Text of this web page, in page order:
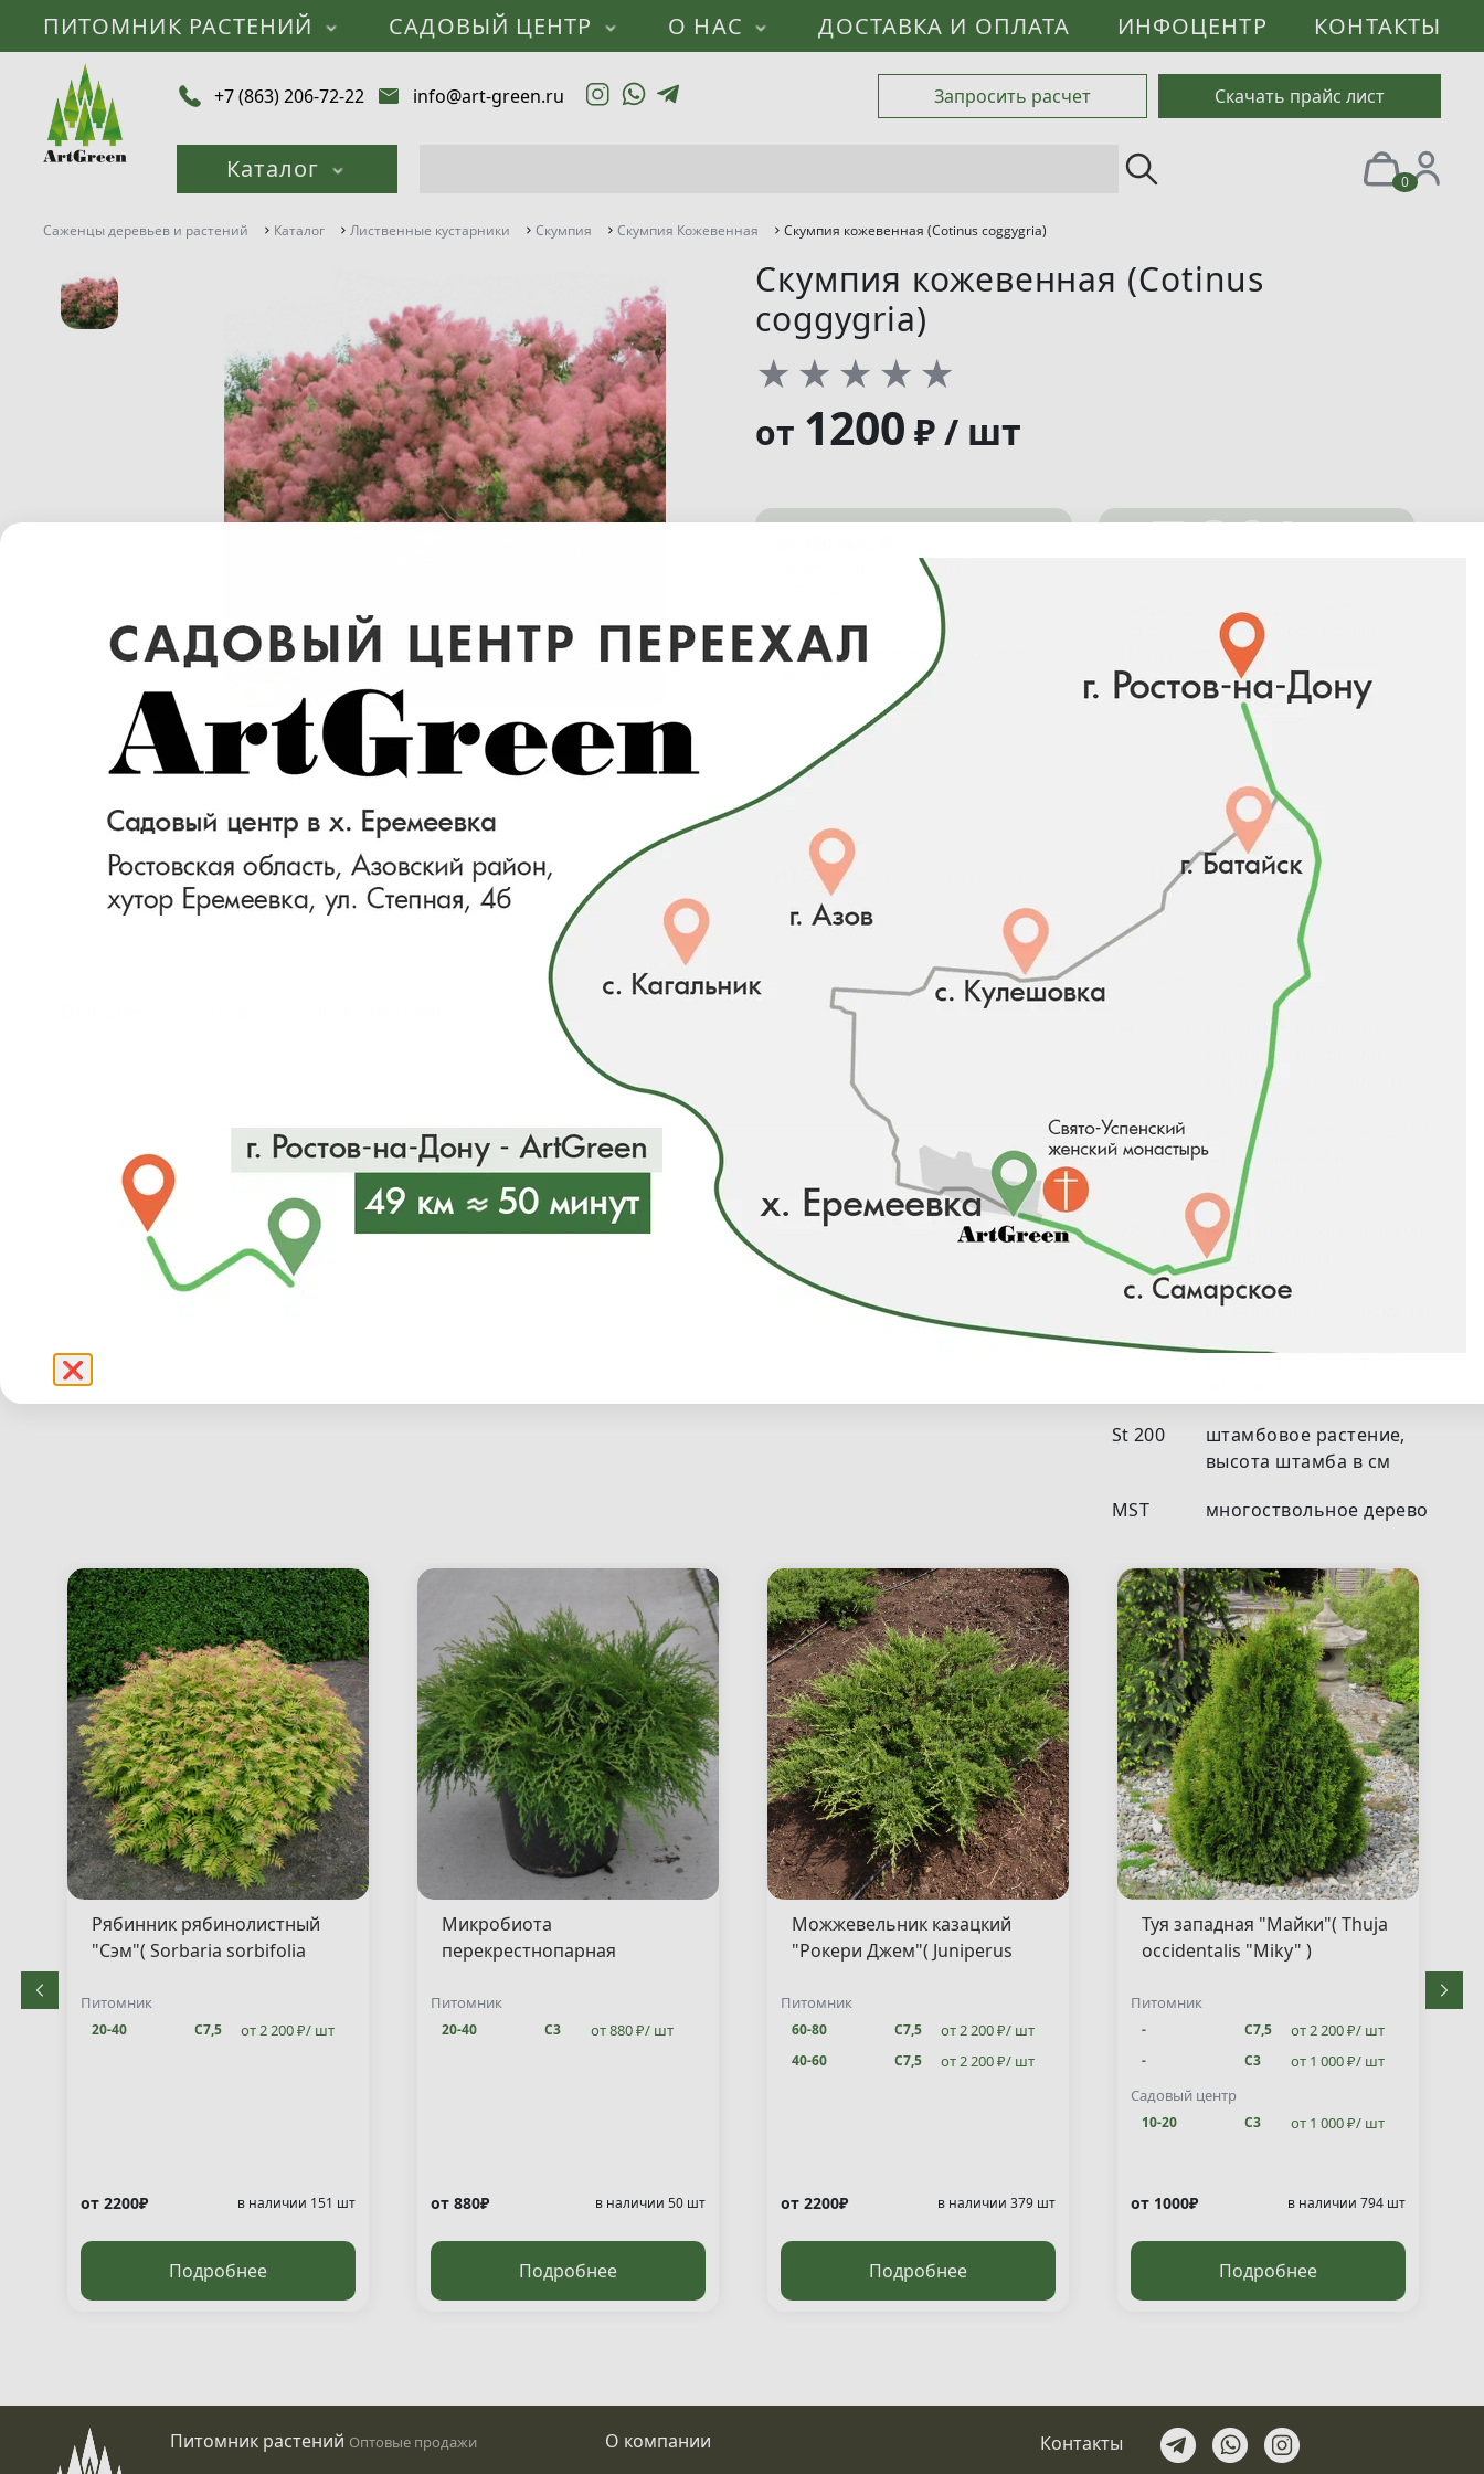
❌
ПИТОМНИК РАСТЕНИЙ САДОВЫЙ ЦЕНТР О НАС ДОСТАВКА И ОПЛАТА ИНФОЦЕНТР КОНТАКТЫ
+7 (863) 206-72-22 info@art-green.ru Запросить расчет Скачать прайс лист
Каталог 0
Саженцы деревьев и растений Каталог Лиственные кустарники Скумпия Скумпия Кожевенная Скумпия кожевенная (Cotinus coggygria)
Скумпия кожевенная (Cotinus
coggygria)
★ ★ ★ ★ ★
от 1200 ₽ / шт
минимальная отгрузка в
от 0 ₽ -
минимальная отгрузка в садовом
-50%
Скидки достигают до 50%. Для
того, чтобы узнать свой процент
скидки перейдите в
кабинет
Готовность
ИТОГО: ₽ В корзину
Условные обозначения:
растение с голыми
корнями, открытая
корневая система, см
RB (ЗКС)
растение с комом земли,
упакованным в
мешковину, см
WRB(ЗКС) растение с комом земли,
упакованным в
мешковину и
металлическую сетку, см
размер контейнера в
St 200
штамбовое растение,
высота штамба в см
MST
многоствольное дерево
Рябинник рябинолистный
"Сэм"( Sorbaria sorbifolia
Питомник
20-40 С7,5 от 2 200 ₽/ шт
от 2200₽ в наличии 151 шт
Подробнее
Микробиота
перекрестнопарная
decussata "Jakobsen" )
Питомник
20-40 С3 от 880 ₽/ шт
от 880₽ в наличии 50 шт
Подробнее
Можжевельник казацкий
"Рокери Джем"( Juniperus
Питомник
60-80 С7,5 от 2 200 ₽/ шт
40-60 С7,5 от 2 200 ₽/ шт
от 2200₽ в наличии 379 шт
Подробнее
Туя западная "Майки"( Thuja
occidentalis "Miky" )
Питомник
- С7,5 от 2 200 ₽/ шт
- С3 от 1 000 ₽/ шт
10-20
Садовый центр
10-20 С3 от 1 000 ₽/ шт
от 1000₽ в наличии 794 шт
Подробнее
Питомник растений Оптовые продажи
О компании
Контакты